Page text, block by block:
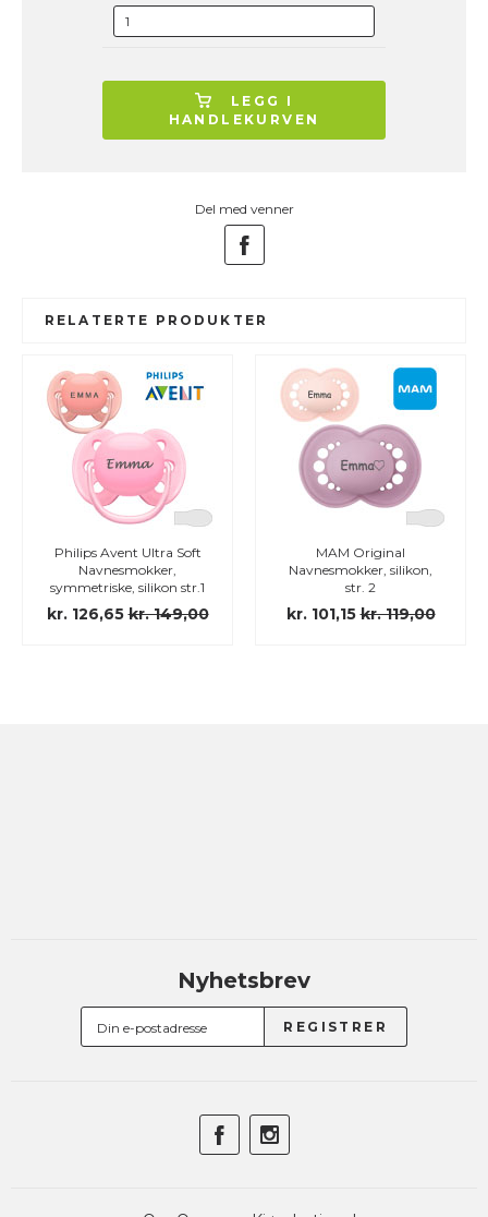
LEGG I
HANDLEKURVEN
Del med venner
RELATERTE PRODUKTER
Philips Avent Ultra Soft
Navnesmokker,
symmetriske, silikon str.1
kr. 126,65 kr. 149,00
MAM Original
Navnesmokker, silikon,
str. 2
kr. 101,15 kr. 119,00
Nyhetsbrev